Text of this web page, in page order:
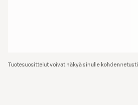
Tuotesuosittelut voivat näkyä sinulle kohdennetusti